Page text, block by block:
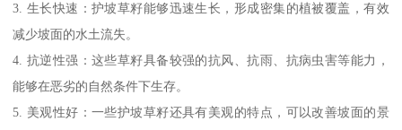
3. 生长快速：护坡草籽能够迅速生长，形成密集的植被覆盖，有效
减少坡面的水土流失。
4. 抗逆性强：这些草籽具备较强的抗风、抗雨、抗病虫害等能力，
能够在恶劣的自然条件下生存。
5. 美观性好：一些护坡草籽还具有美观的特点，可以改善坡面的景